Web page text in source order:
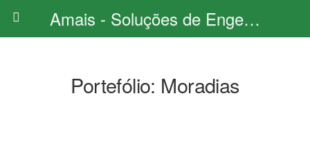
Amais - Soluções de Engenharia
Portefólio: Moradias